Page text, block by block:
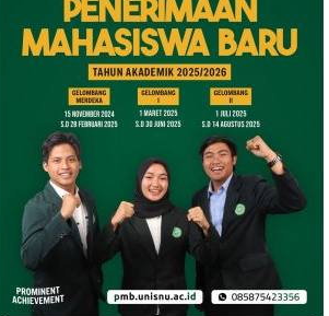
Melawan Portugis di Malaka
2k views